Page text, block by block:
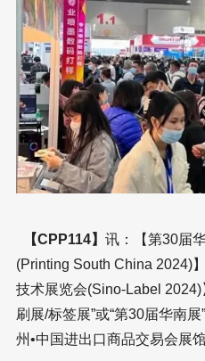
【CPP114】 讯：【第30届
(Printing South China 2024)
技术展览会(Sino-Label
刷展/标签展”或“第30届华南
州•中国进出口商品交易会展